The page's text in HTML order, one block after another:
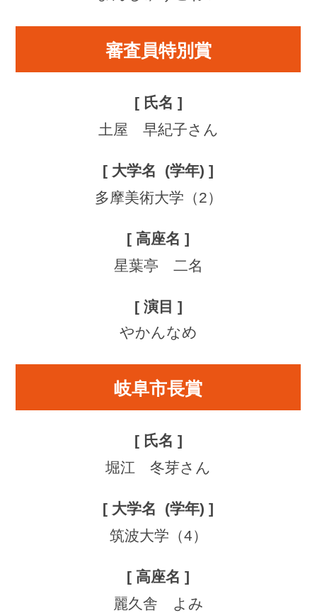
審査員特別賞
土屋 早紀子さん
多摩美術大学（2）
星葉亭 二名
やかんなめ
岐阜市長賞
堀江 冬芽さん
筑波大学（4）
麗久舎 よみ